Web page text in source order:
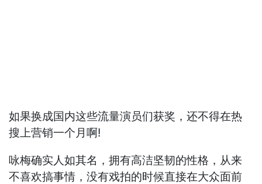
如果换成国内这些流量演员们获奖，还不得在热
搜上营销一个月啊!
咏梅确实人如其名，拥有高洁坚韧的性格，从来
不喜欢搞事情，没有戏拍的时候直接在大众面前